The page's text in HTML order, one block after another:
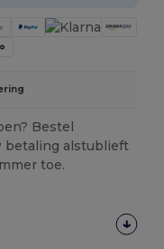
Bestel
betaling alstublieft
toe.